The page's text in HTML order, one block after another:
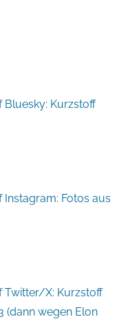
Bluesky: Kurzstoff
Instagram: Fotos aus
Twitter/X: Kurzstoff
(dann wegen Elon